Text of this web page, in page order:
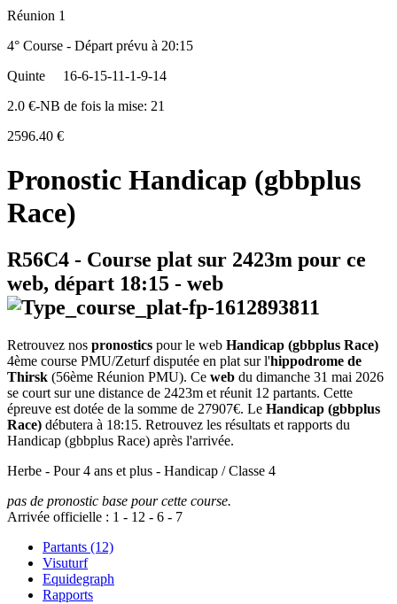
Réunion 1
4° Course - Départ prévu à 20:15
Quinte
16-6-15-11-1-9-14
2.0 €-NB de fois la mise: 21
2596.40 €
Pronostic Handicap (gbbplus
Race)
R56C4 - Course plat sur 2423m pour ce
web, départ 18:15 - web
Retrouvez nos pronostics pour le web Handicap (gbbplus Race)
4ème course PMU/Zeturf disputée en plat sur l'hippodrome de
Thirsk (56ème Réunion PMU). Ce web du dimanche 31 mai 2026
se court sur une distance de 2423m et réunit 12 partants. Cette
épreuve est dotée de la somme de 27907€. Le Handicap (gbbplus
Race) débutera à 18:15. Retrouvez les résultats et rapports du
Handicap (gbbplus Race) après l'arrivée.
Herbe - Pour 4 ans et plus - Handicap / Classe 4
pas de pronostic base pour cette course.
Arrivée officielle : 1 - 12 - 6 - 7
Partants (12)
Visuturf
Equidegraph
Rapports